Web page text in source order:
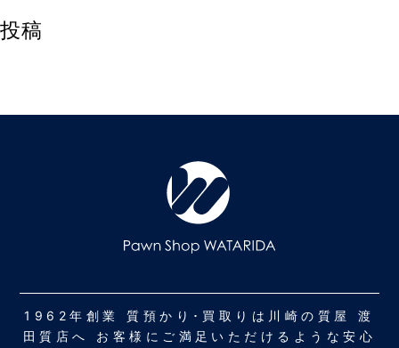
投稿
1962年創業 質預かり･買取りは川崎の質屋 渡
田質店へ お客様にご満足いただけるような安心